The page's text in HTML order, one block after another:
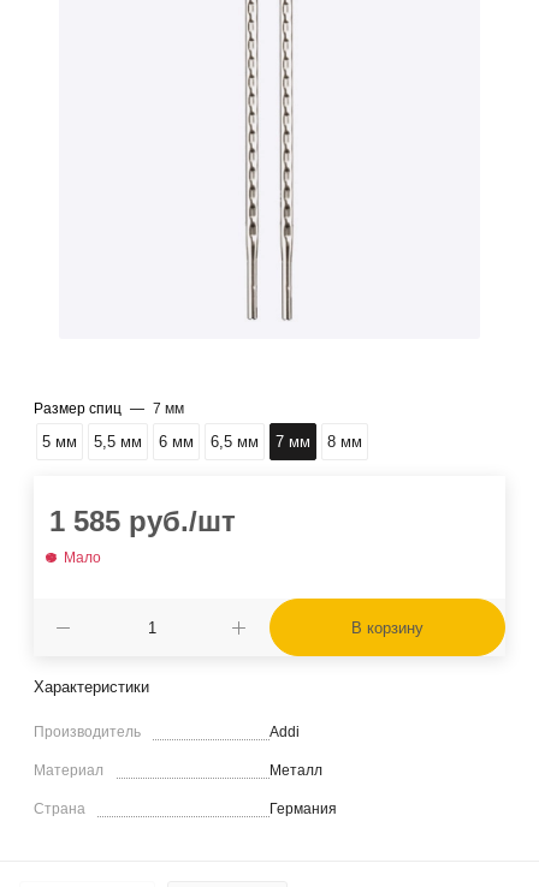
Размер спиц — 7 мм
5 мм 5,5 мм 6 мм 6,5 мм 7 мм 8 мм
1 585 руб./шт
Мало
В корзину
Характеристики
Производитель Addi
Материал Металл
Страна Германия